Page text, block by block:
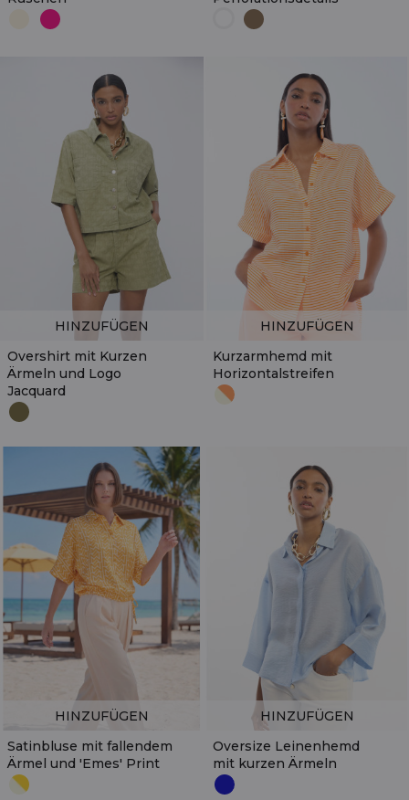
Overshirt mit Kurzen
Ärmeln und Logo
Jacquard
HINZUFÜGEN
Kurzarmhemd mit
Horizontalstreifen
HINZUFÜGEN
Satinbluse mit fallendem
Ärmel und 'Emes' Print
HINZUFÜGEN
Oversize Leinenhemd
mit kurzen Ärmeln
HINZUFÜGEN